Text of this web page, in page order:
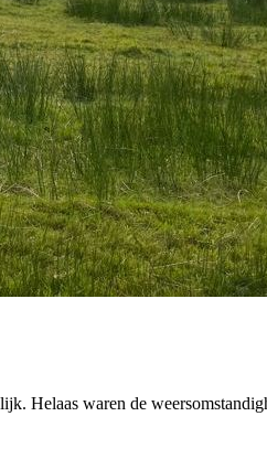
Helaas waren de